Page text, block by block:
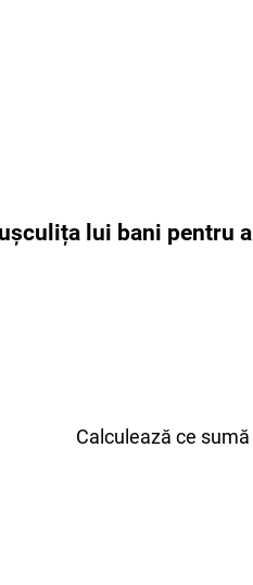
lui bani pentru
Calculează ce